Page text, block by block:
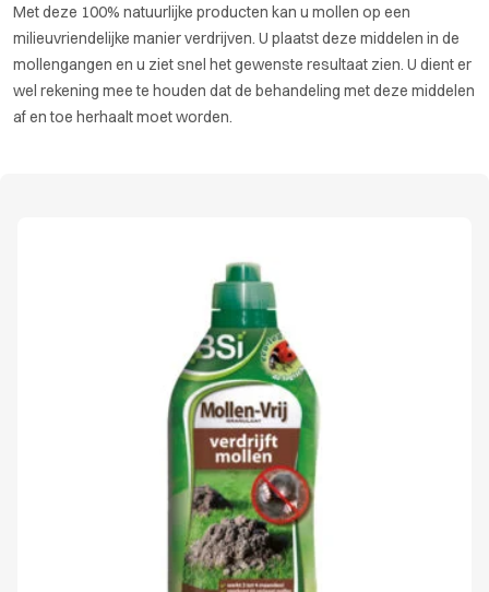
Met deze 100% natuurlijke producten kan u mollen op een
milieuvriendelijke manier verdrijven. U plaatst deze middelen in de
mollengangen en u ziet snel het gewenste resultaat zien. U dient er
wel rekening mee te houden dat de behandeling met deze middelen
af en toe herhaalt moet worden.